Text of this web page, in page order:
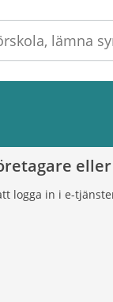
logga in i e-